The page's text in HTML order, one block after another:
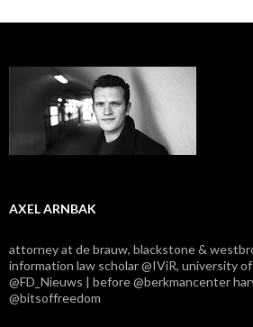
AXEL ARNBAK
attorney at de brauw, blackstone &
information law scholar @IViR, university
@FD_Nieuws | before @berkmancenter
@bitsoffreedom